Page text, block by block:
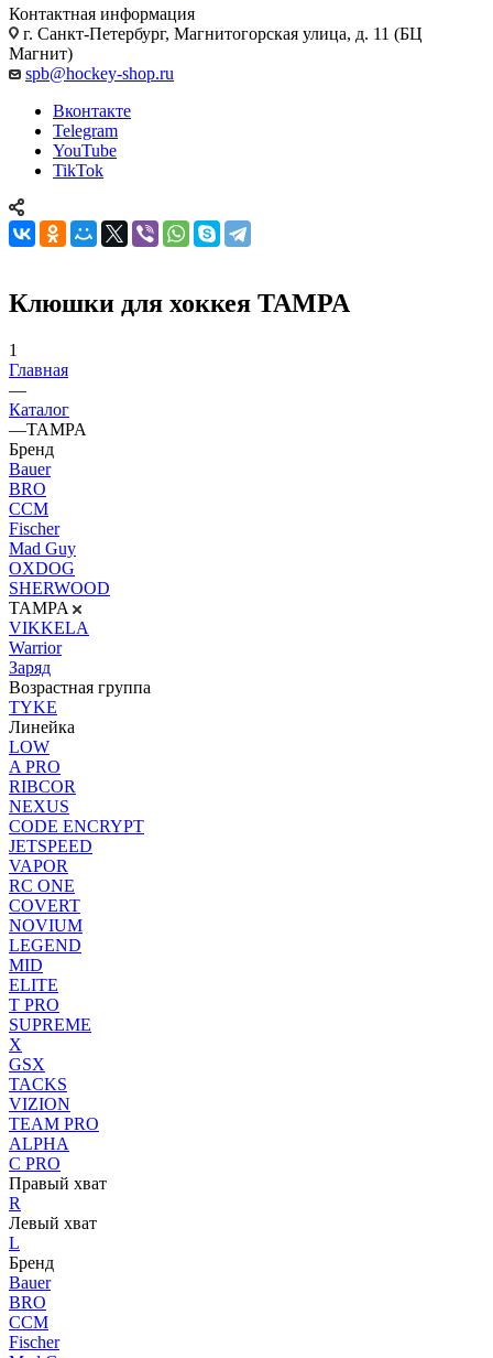
Контактная информация
г. Санкт-Петербург, Магнитогорская улица, д. 11 (БЦ
Магнит)
spb@hockey-shop.ru
Вконтакте
Telegram
YouTube
TikTok
Клюшки для хоккея TAMPA
1
Главная
—
Каталог
—TAMPA
Бренд
Bauer
BRO
CCM
Fischer
Mad Guy
OXDOG
SHERWOOD
TAMPA
VIKKELA
Warrior
Заряд
Возрастная группа
TYKE
Линейка
LOW
A PRO
RIBCOR
NEXUS
CODE ENCRYPT
JETSPEED
VAPOR
RC ONE
COVERT
NOVIUM
LEGEND
MID
ELITE
T PRO
SUPREME
X
GSX
TACKS
VIZION
TEAM PRO
ALPHA
C PRO
Правый хват
R
Левый хват
L
Бренд
Bauer
BRO
CCM
Fischer